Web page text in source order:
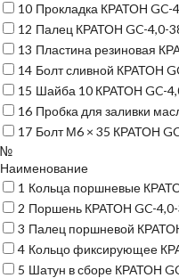
10 Прокладка КРАТОН GC-
12 Палец КРАТОН GC-4,0-
13 Пластина резиновая
14 Болт сливной КРАТОН
15 Шайба 10 КРАТОН GC-
16 Пробка для заливки
17 Болт М6 × 35 КРАТОН
№
Наименование
1 Кольца поршневые
2 Поршень КРАТОН GC-
3 Палец поршневой
4 Кольцо фиксирующее
5 Шатун в сборе КРАТОН